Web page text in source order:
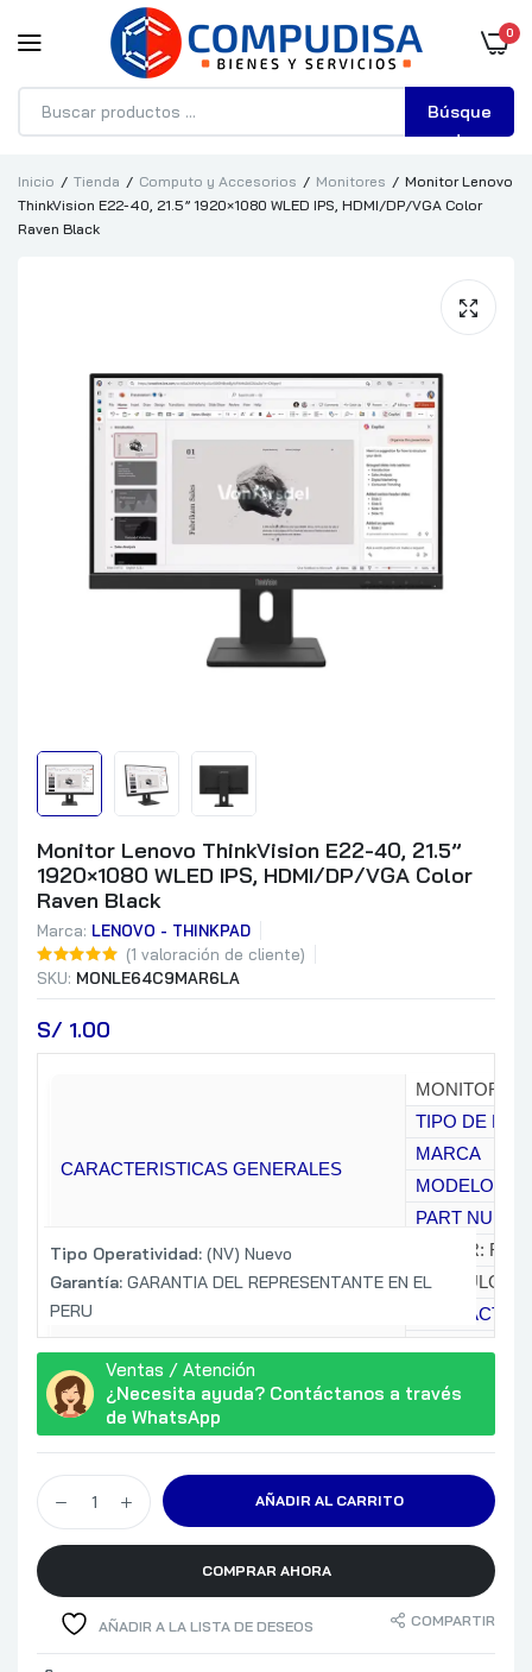
0
Búsque
da
Inicio Tienda Computo y Accesorios Monitores
Monitor Lenovo
ThinkVision E22-40, 21.5” 1920×1080 WLED IPS, HDMI/DP/VGA Color
Raven Black
Monitor Lenovo ThinkVision E22-40, 21.5”
1920×1080 WLED IPS, HDMI/DP/VGA Color
Raven Black
Marca: LENOVO - THINKPAD
(1 valoración de cliente)
SKU: MONLE64C9MAR6LA
S/ 1.00
CARACTERISTICAS GENERALES
MONITOR
TIPO DE
MARCA
MODELO
PART
COLOR:
CARACTERISTICAS DE PANTALLA
21.5 PULG
AREA
FULL HD
GAMA DE
Tipo Operatividad: (NV) Nuevo
Garantía: GARANTIA DEL REPRESENTANTE EN EL
PERU
Ventas / Atención
¿Necesita ayuda? Contáctanos a través
de WhatsApp
AÑADIR AL CARRITO
COMPRAR AHORA
AÑADIR A LA LISTA DE DESEOS COMPARTIR